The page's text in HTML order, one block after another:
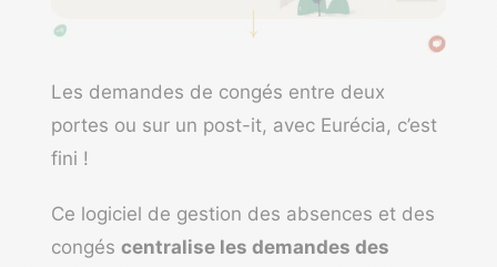
Les demandes de congés entre deux
portes ou sur un post-it, avec Eurécia, c’est
fini !
Ce logiciel de gestion des absences et des
congés centralise les demandes des